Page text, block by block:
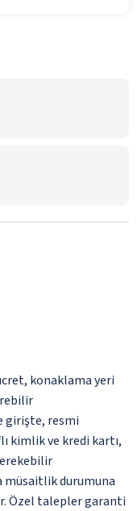
konaklama yeri
girişte, resmi
kimlik ve kredi kartı,
müsaitlik durumuna
Özel talepler garanti